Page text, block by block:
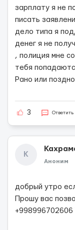
зарплату я не
писать
дело типа я
денег я не
, полиция мне
тебя
Рано или
3 Ответить
К
Аноним
добрый утро
Прошу вас
+998996702606